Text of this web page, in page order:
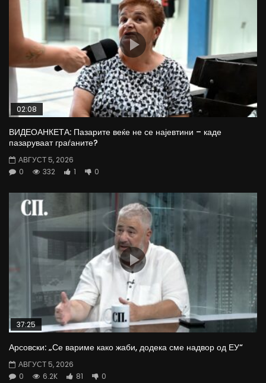
02:08
ВИДЕОАНКЕТА: Пазарите веќе не се најевтини – каде
пазаруваат граѓаните?
АВГУСТ 5, 2026
0
332 1 0
37:25
Арсовски: „Се вариме како жаби, додека сме надвор од ЕУ“
АВГУСТ 5, 2026
0
6.2K 81 0